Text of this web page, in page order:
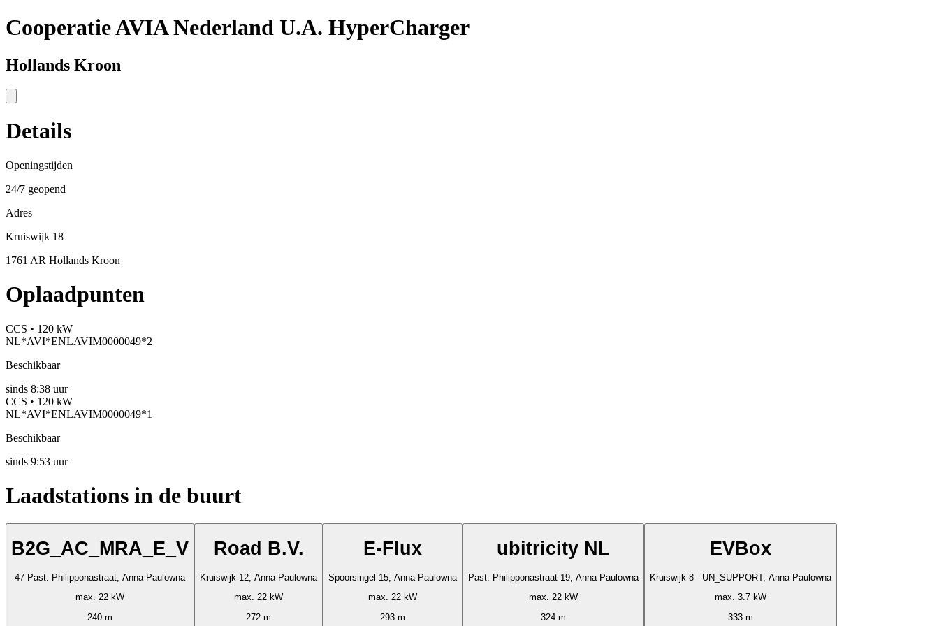
Cooperatie AVIA Nederland U.A. HyperCharger
Hollands Kroon
Details
Openingstijden
24/7 geopend
Adres
Kruiswijk 18
1761 AR Hollands Kroon
Oplaadpunten
CCS • 120 kW
NL*AVI*ENLAVIM0000049*2
Beschikbaar
sinds 8:38 uur
CCS • 120 kW
NL*AVI*ENLAVIM0000049*1
Beschikbaar
sinds 9:53 uur
Laadstations in de buurt
B2G_AC_MRA_E_V
47 Past. Philipponastraat, Anna Paulowna
max. 22 kW
240 m
Road B.V.
Kruiswijk 12, Anna Paulowna
max. 22 kW
272 m
E-Flux
Spoorsingel 15, Anna Paulowna
max. 22 kW
293 m
ubitricity NL
Past. Philipponastraat 19, Anna Paulowna
max. 22 kW
324 m
EVBox
Kruiswijk 8 - UN_SUPPORT, Anna Paulowna
max. 3.7 kW
333 m